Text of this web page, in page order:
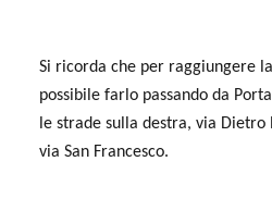
Si ricorda che per raggiungere
possibile farlo passando da
le strade sulla destra, via
via San Francesco.